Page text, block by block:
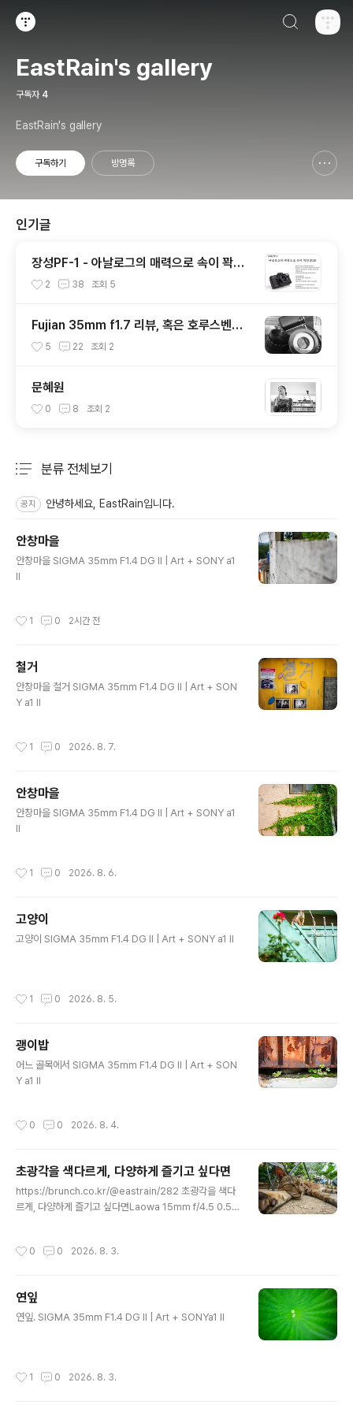
EastRain's gallery
구독자 4
EastRain's gallery
구독하기 방명록
인기글
장성PF-1 - 아날로그의 매력으로 속이 꽉찬
SLR
2 38 조회 5
Fujian 35mm f1.7 리뷰, 혹은 호루스벤누
35mm f1.7 리뷰
5 22 조회 2
문혜원
0 8 조회 2
분류 전체보기
공지 안녕하세요, EastRain입니다.
안창마을
안창마을 SIGMA 35mm F1.4 DG II | Art + SONY a1
II
1 0 2시간 전
철거
안창마을 철거 SIGMA 35mm F1.4 DG II | Art + SON
Y a1 II
1 0 2026. 8. 7.
안창마을
안창마을 SIGMA 35mm F1.4 DG II | Art + SONY a1
II
1 0 2026. 8. 6.
고양이
고양이 SIGMA 35mm F1.4 DG II | Art + SONY a1 II
1 0 2026. 8. 5.
괭이밥
어느 골목에서 SIGMA 35mm F1.4 DG II | Art + SON
Y a1 II
0 0 2026. 8. 4.
초광각을 색다르게, 다양하게 즐기고 싶다면
https://brunch.co.kr/@eastrain/282 초광각을 색다
르게, 다양하게 즐기고 싶다면Laowa 15mm f/4.5 0.5X
n 21mm F4.5가 있었고, 이후 선보인 Zeiss Hologon
0 0 2026. 8. 3.
연잎
연잎. SIGMA 35mm F1.4 DG II | Art + SONYa1 II
1 0 2026. 8. 3.